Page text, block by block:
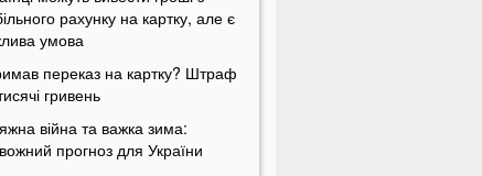
рахунку на картку, але є
умова
переказ на картку? Штраф
гривень
війна та важка зима:
прогноз для України